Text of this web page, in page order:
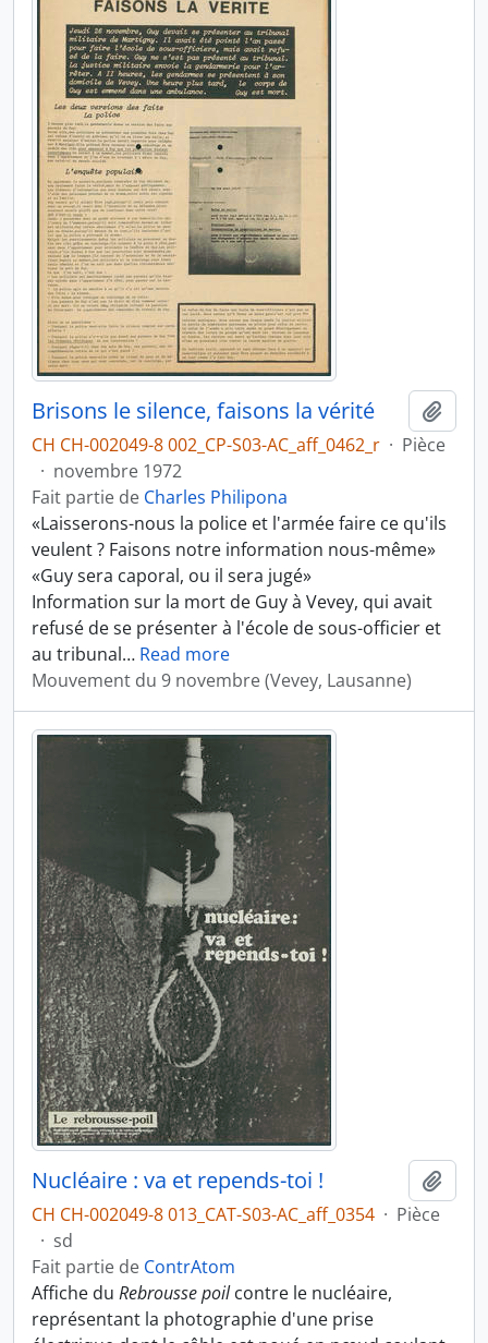
Brisons le silence, faisons la vérité
CH CH-002049-8 002_CP-S03-AC_aff_0462_r · Pièce
· novembre 1972
Fait partie de Charles Philipona
«Laisserons-nous la police et l'armée faire ce qu'ils
veulent ? Faisons notre information nous-même»
«Guy sera caporal, ou il sera jugé»
Information sur la mort de Guy à Vevey, qui avait
refusé de se présenter à l'école de sous-officier et
au tribunal… Read more
Mouvement du 9 novembre (Vevey, Lausanne)
Nucléaire : va et repends-toi !
CH CH-002049-8 013_CAT-S03-AC_aff_0354 · Pièce
· sd
Fait partie de ContrAtom
Affiche du Rebrousse poilcontre le nucléaire,
représentant la photographie d'une prise